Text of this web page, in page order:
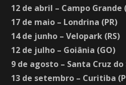
12 de abril – Campo Grande
17 de maio – Londrina (PR)
14 de junho – Velopark (RS)
12 de julho – Goiânia (GO)
9 de agosto – Santa Cruz do
13 de setembro – Curitiba